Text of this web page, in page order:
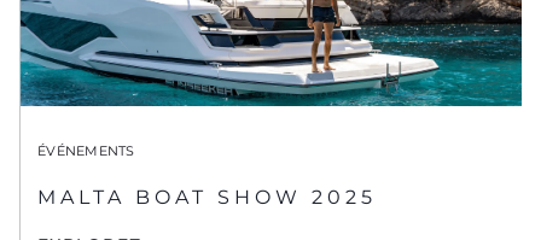
ÉVÉNEMENTS
MALTA BOAT SHOW 2025